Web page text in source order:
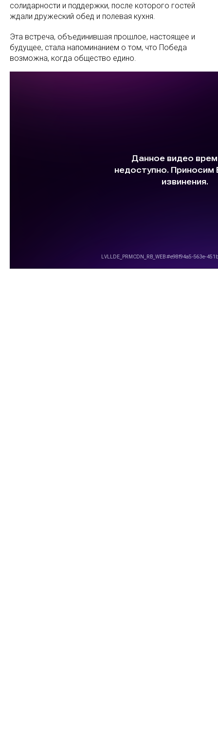
солидарности и поддержки, после которого гостей
ждали дружеский обед и полевая кухня.
Эта встреча, объединившая прошлое, настоящее и
будущее, стала напоминанием о том, что Победа
возможна, когда общество едино.